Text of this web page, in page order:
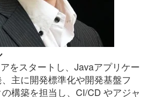
をスタートし、Javaアプリケー
主に開発標準化や開発基盤フ
構築を担当し、CI/CD やアジャ